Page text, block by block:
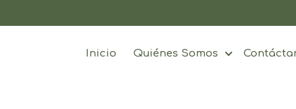
Inicio Quiénes Somos
Show